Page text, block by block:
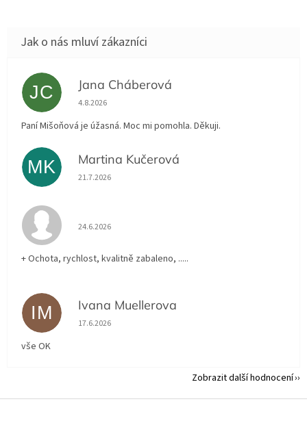
JC Jana Cháberová
Hodnocení obchodu je 5 z 5 hvězdiček.
4.8.2026
Paní Mišoňová je úžasná. Moc mi pomohla. Děkuji.
MK Martina Kučerová
Hodnocení obchodu je 5 z 5 hvězdiček.
21.7.2026
Hodnocení obchodu je 5 z 5 hvězdiček.
24.6.2026
+ Ochota, rychlost, kvalitně zabaleno, .....
IM Ivana Muellerova
Hodnocení obchodu je 5 z 5 hvězdiček.
17.6.2026
vše OK
Zobrazit další hodnocení
Z